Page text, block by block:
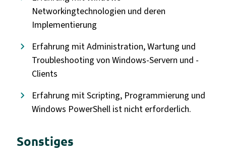
Networkingtechnologien und deren
Implementierung
Erfahrung mit Administration, Wartung und
Troubleshooting von Windows-Servern und -
Clients
Erfahrung mit Scripting, Programmierung und
Windows PowerShell ist nicht erforderlich.
Sonstiges